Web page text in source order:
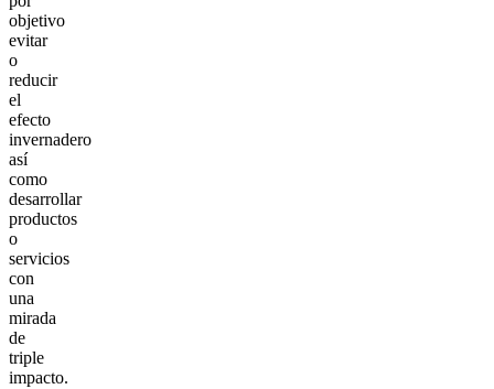
objetivo
evitar
o
reducir
el
efecto
invernadero
así
como
desarrollar
productos
o
servicios
con
una
mirada
de
triple
impacto.